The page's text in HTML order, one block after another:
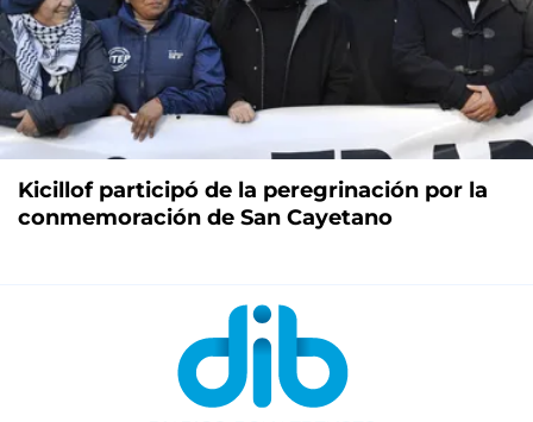
Kicillof participó de la peregrinación por la
conmemoración de San Cayetano